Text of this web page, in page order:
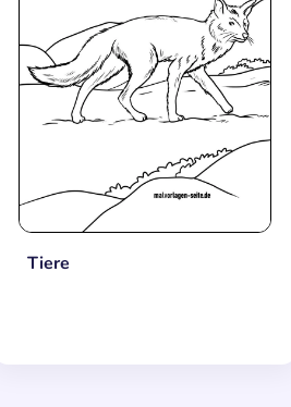
Tiere